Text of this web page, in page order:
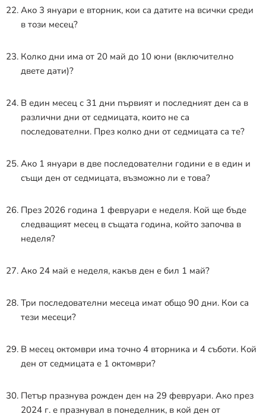
Ако 3 януари е вторник, кои са датите на всички среди
в този месец?
Колко дни има от 20 май до 10 юни (включително
двете дати)?
В един месец с 31 дни първият и последният ден са в
различни дни от седмицата, които не са
последователни. През колко дни от седмицата са те?
Ако 1 януари в две последователни години е в един и
същи ден от седмицата, възможно ли е това?
През 2026 година 1 февруари е неделя. Кой ще бъде
следващият месец в същата година, който започва в
неделя?
Ако 24 май е неделя, какъв ден е бил 1 май?
Три последователни месеца имат общо 90 дни. Кои са
тези месеци?
В месец октомври има точно 4 вторника и 4 съботи. Кой
ден от седмицата е 1 октомври?
Петър празнува рожден ден на 29 февруари. Ако през
2024 г. е празнувал в понеделник, в кой ден от